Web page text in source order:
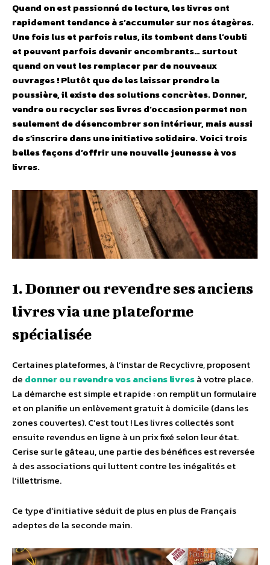
Quand on est passionné de lecture, les livres ont
rapidement tendance à s’accumuler sur nos étagères.
Une fois lus et parfois relus, ils tombent dans l’oubli
et peuvent parfois devenir encombrants… surtout
quand on veut les remplacer par de nouveaux
ouvrages ! Plutôt que de les laisser prendre la
poussière, il existe des solutions concrètes. Donner,
vendre ou recycler ses livres d’occasion permet non
seulement de désencombrer son intérieur, mais aussi
de s’inscrire dans une initiative solidaire. Voici trois
belles façons d’offrir une nouvelle jeunesse à vos
livres.
1. Donner ou revendre ses anciens
livres via une plateforme
spécialisée
Certaines plateformes, à l’instar de Recyclivre, proposent
de donner ou revendre vos anciens livresà votre place.
La démarche est simple et rapide : on remplit un formulaire
et on planifie un enlèvement gratuit à domicile (dans les
zones couvertes). C’est tout ! Les livres collectés sont
ensuite revendus en ligne à un prix fixé selon leur état.
Cerise sur le gâteau, une partie des bénéfices est reversée
à des associations qui luttent contre les inégalités et
l’illettrisme.
Ce type d’initiative séduit de plus en plus de Français
adeptes de la seconde main.